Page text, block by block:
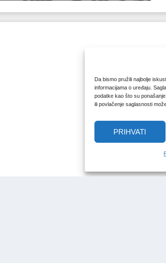
Da bismo pružili najbolje
informacijama o uređaju.
podatke kao što su
ili povlačenje saglasnosti
PRIHVATI